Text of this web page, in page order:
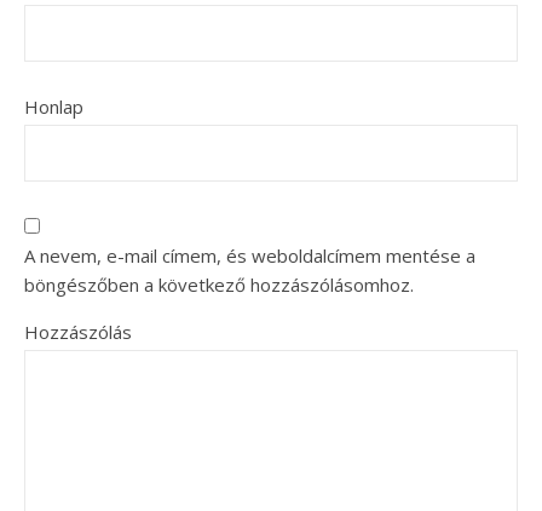
Honlap
A nevem, e-mail címem, és weboldalcímem mentése a
böngészőben a következő hozzászólásomhoz.
Hozzászólás